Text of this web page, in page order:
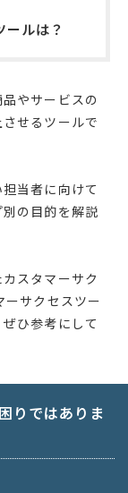
ルは？
やサービスの
せるツールで
当者に向けて
の目的を解説
スタマーサク
サクセスツー
ひ参考にして
りではありま